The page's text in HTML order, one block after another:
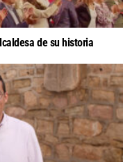
de su historia